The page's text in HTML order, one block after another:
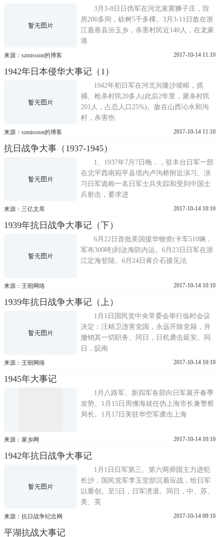
3月3-8日日伪军在河北束冀狮子庄，毁
房200多间，砍树5千多棵。3月3-11日敌在浙
江嘉善县汾玉乡，杀害村民近140人，在龙家
港
来源：szmission的博客 2017-10-14 11:10
1942年日本侵华大事记（1）
1942年初日军在河北兴隆沙坡峪，抓
捕、枪杀村民20多人(此后2年里，屠杀村民
201人，占总人口25%)。敌在山西沁水和沟
村，杀害伤
来源：szmission的博客 2017-10-14 11:10
抗日战争大事（1937-1945）
1、1937年7月7日晚，，驻丰台日军一部
在北平西南宛平县境内卢沟桥附近演习。演
习日军诡称一名日军士兵失踪和受到中国士
兵射击，要求进
来源：三亿文库 2017-10-14 10:10
1939年抗日战争大事记（下）
6月22日首批美国援华物资(卡车510辆，
军布300吨)到达海防内运。6月23日日军在浙
江定海登陆。6月24日蒋介石接见法
来源：王朝网络 2017-10-14 10:10
1939年抗日战争大事记（上）
1月1日国民党中央常委会举行临时会议
决定：汪精卫违害党国，永远开除党籍，并
撤销其一切职务。同日，日机袭击延安。同
日，皖南
来源：王朝网络 2017-10-14 10:10
1945年大事记
1月八路军、新四军各部向日军展开春季
攻势。1月15日周佛海就任伪上海市长兼警察
局长。1月17日美驻华空军袭击上海
来源：家乡网 2017-10-14 10:10
1942年抗日战争大事记
1月1日日军第三、第六两师团主力进犯
长沙，国民党军李玉堂部沉着应战，给日军
以重创。至5日，日军溃退。同日，中、苏、
美、英
来源：抗日战争纪念网 2017-10-14 09:10
平湖抗战大事记